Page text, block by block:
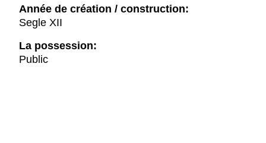
Année de création / construction:
Segle XII
La possession:
Public